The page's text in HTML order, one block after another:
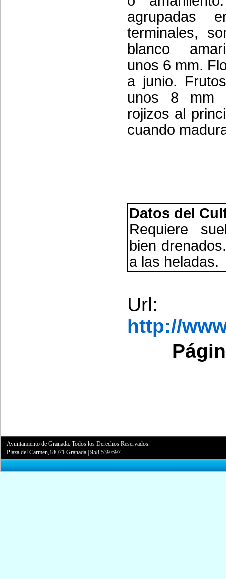
agrupadas
terminales,
blanco
unos 6 mm.
a junio.
unos 8 mm
rojizos al
cuando
Datos del
Requiere
bien
a las heladas.
Url:
http://
Ayuntamiento de Granada. Todos los Derechos Reservados.
Plaza del Carmen,18071 Granada |958 539 697